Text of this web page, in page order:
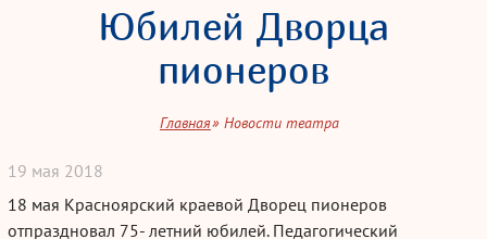
Юбилей Дворца
пионеров
Главная Новости театра
19 мая 2018
18 мая Красноярский краевой Дворец пионеров
отпраздновал 75- летний юбилей. Педагогический